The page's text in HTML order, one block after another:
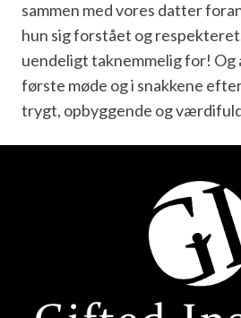
sammen med vores datter
hun sig forstået og
uendeligt taknemmelig for! Og
første møde og i snakkene
trygt, opbyggende og